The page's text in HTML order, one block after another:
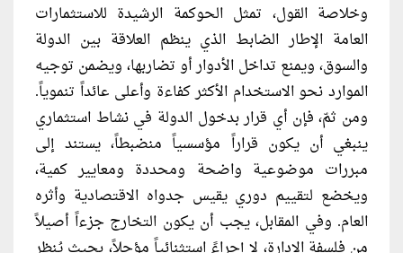
وخلاصة القول، تمثل الحوكمة الرشيدة للاستثمارات
العامة الإطار الضابط الذي ينظم العلاقة بين الدولة
والسوق، ويمنع تداخل الأدوار أو تضاربها، ويضمن توجيه
الموارد نحو الاستخدام الأكثر كفاءة وأعلى عائداً تنموياً.
ومن ثمّ، فإن أي قرار بدخول الدولة في نشاط استثماري
ينبغي أن يكون قراراً مؤسسياً منضبطاً، يستند إلى
مبررات موضوعية واضحة ومحددة ومعايير كمية،
ويخضع لتقييم دوري يقيس جدواه الاقتصادية وأثره
العام. وفي المقابل، يجب أن يكون التخارج جزءاً أصيلاً